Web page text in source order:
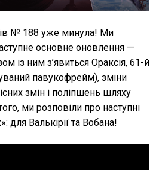
№ 188 уже минула! Ми
основне оновлення —
із ним з’явиться Ораксія, 61-й
павукофрейм), зміни
змін і поліпшень шляху
ми розповіли про наступні
для Валькірії та Вобана!